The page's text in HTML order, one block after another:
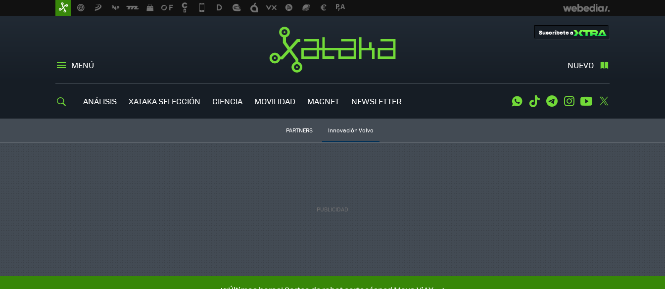
MENÚ NUEVO
Suscríbete a
ANÁLISIS XATAKA SELECCIÓN CIENCIA MOVILIDAD MAGNET NEWSLETTER WhatsApp
Tiktok TelegramInstagramYoutube
PARTNERS Innovación Volvo